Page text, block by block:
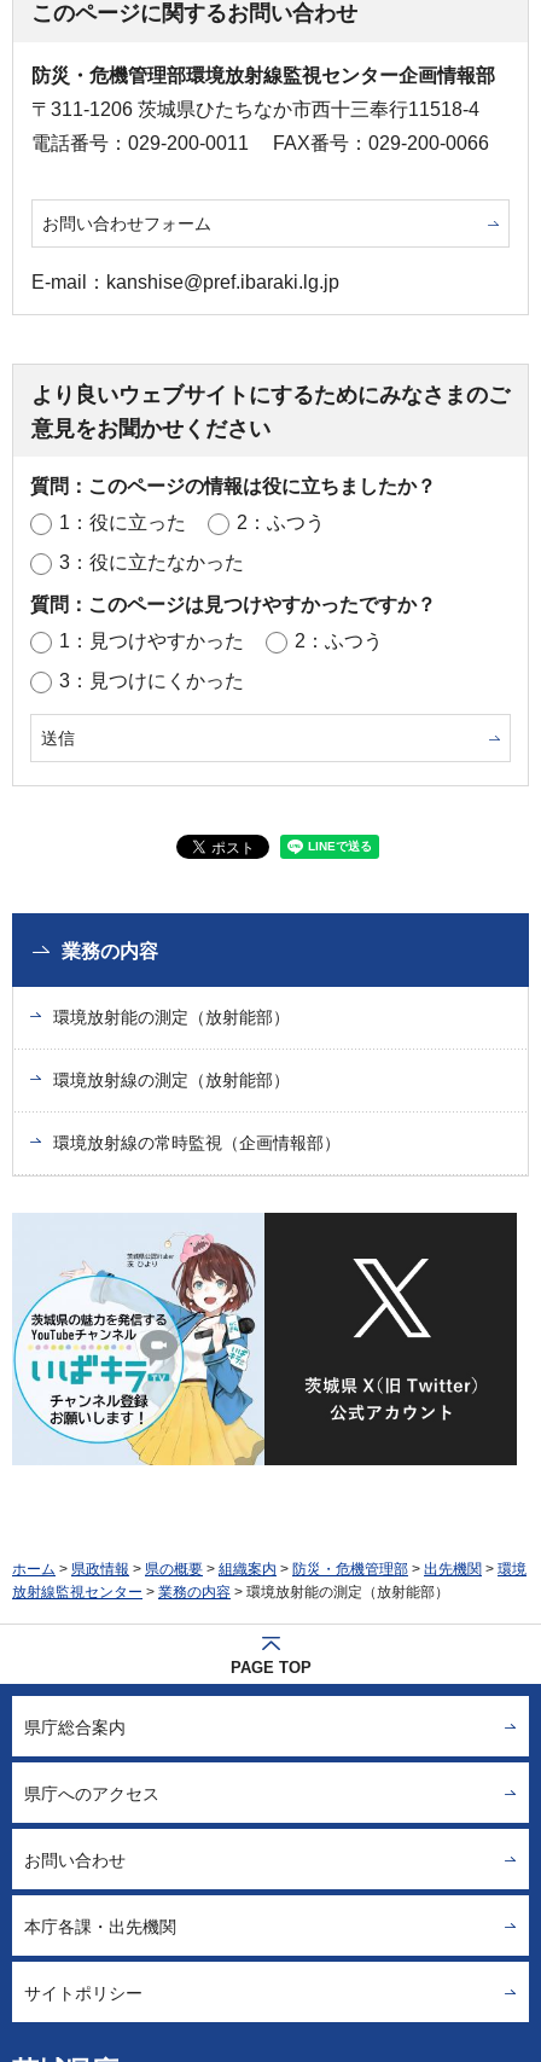
このページに関するお問い合わせ
防災・危機管理部環境放射線監視センター企画情報部
〒311-1206 茨城県ひたちなか市西十三奉行11518-4
電話番号：029-200-0011
FAX番号：029-200-0066
お問い合わせフォーム
E-mail：kanshise@pref.ibaraki.lg.jp
より良いウェブサイトにするためにみなさまのご
意見をお聞かせください
質問：このページの情報は役に立ちましたか？
1：役に立った
2：ふつう
3：役に立たなかった
質問：このページは見つけやすかったですか？
1：見つけやすかった
2：ふつう
3：見つけにくかった
業務の内容
環境放射能の測定（放射能部）
環境放射線の測定（放射能部）
環境放射線の常時監視（企画情報部）
ホーム > 県政情報 > 県の概要 > 組織案内 > 防災・危機管理部 > 出先機関 > 環境
放射線監視センター > 業務の内容 > 環境放射能の測定（放射能部）
PAGE TOP
県庁総合案内
県庁へのアクセス
お問い合わせ
本庁各課・出先機関
サイトポリシー